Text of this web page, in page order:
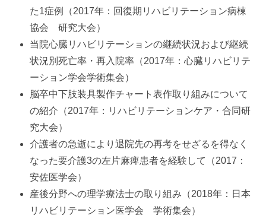
た1症例（2017年：回復期リハビリテーション病棟
協会 研究大会）
当院心臓リハビリテーションの継続状況および継続
状況別死亡率・再入院率（2017年：心臓リハビリテ
ーション学会学術集会）
脳卒中下肢装具製作チャート表作取り組みについて
の紹介（2017年：リハビリテーションケア・合同研
究大会）
介護者の急逝により退院先の再考をせざるを得なく
なった要介護3の左片麻痺患者を経験して（2017：
安佐医学会）
産後分野への理学療法士の取り組み（2018年：日本
リハビリテーション医学会 学術集会）